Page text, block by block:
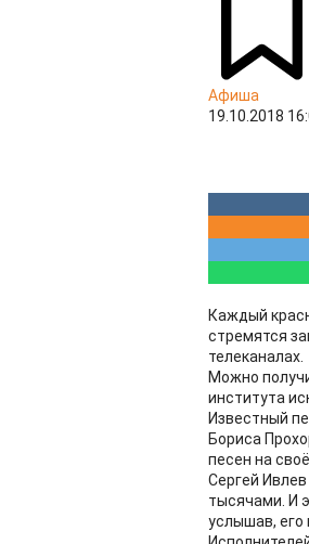
Афиша
19.10.2018
Каждый
стремятся
телеканалах.
Можно
института
Известный
Бориса
песен на
Сергей
тысячами. И
услышав, его